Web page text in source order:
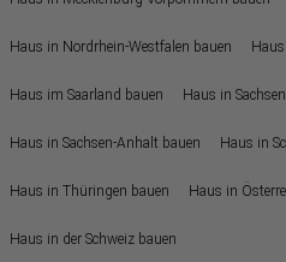
Haus in Nordrhein-Westfalen bauen
Haus im Saarland bauen Haus in
Haus in Sachsen-Anhalt bauen Haus in
Haus in Thüringen bauen Haus in
Haus in der Schweiz bauen